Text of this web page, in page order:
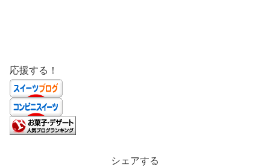
応援する！
シェアする